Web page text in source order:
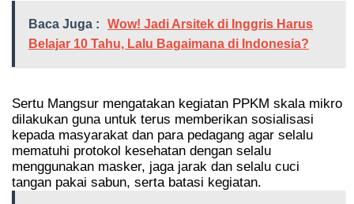
Baca Juga :
Wow! Jadi Arsitek di Inggris Harus
Belajar 10 Tahu, Lalu Bagaimana di Indonesia?
Sertu Mangsur mengatakan kegiatan PPKM skala mikro
dilakukan guna untuk terus memberikan sosialisasi
kepada masyarakat dan para pedagang agar selalu
mematuhi protokol kesehatan dengan selalu
menggunakan masker, jaga jarak dan selalu cuci
tangan pakai sabun, serta batasi kegiatan.